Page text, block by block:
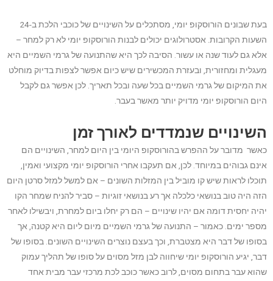
בעת שבונים הורוסקופ יומי, מסתכלים על השינויים של כוכבי הלכת ב-24
השעות הקרובות. אסטרולוגים יכולים לבנות הורוסקופ יומי לא רק למחר –
אלא גם לעוד שנה או עשור. הסיבה לכך היא שהתנועה של גרמי השמיים היא
מעגלית ומחזורית, ובעזרת המכשירים שיש כיום אפשר לצפות בדיוק מוחלט
את המיקום של גרמי השמיים בכל שעה ובכל תאריך. לכן אפשר גם לקבל
היום הורוסקופ יומי מדויק יותר מאשר בעבר.
השינויים שנמדדים לאורך זמן
כאשר מדובר על ההפרש בהורוסקופ היומי בין היום למחר, השינויים הם
אינם גבוהים במיוחד. לכן, אם תעקבו אחרי הורוסקופ יומי מקצועי ואמין,
תוכלו לראות שיש קו מוביל בין המזלות השונים – אם למשל למזל סרטן היום
הזה היה טוב בנושאי כלכלה אך רע בנושאי זוגיות – סביר להניח שמחר הקו
יהיה יחסית דומה אם יהיו שינויים – הם רק יחלו ביום למחרת, ויבשילו לאחר
מספר ימים. כאמור – התנועה של גרמי השמיים מיום ליום היא קטנה, אך
בסופו של דבר היא מצטברת, וכך בעצם נוצרים השינויים השונים. בסופו של
דבר, יגיע הורוסקופ יומי שיחווה לבן מזל מסוים על סופו של תהליך עמוק
שהוא עבר בתחום מסוים, לרוב כאשר כוכב לכת מרכזי עבר מבית אחד